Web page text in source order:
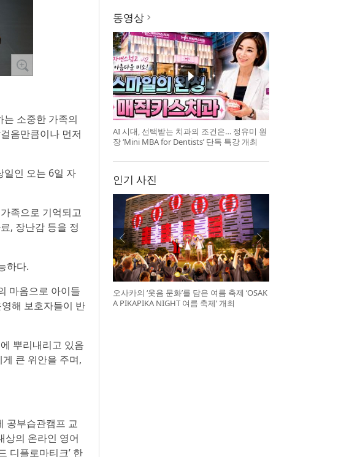
소중한 가족의
음만큼이나 먼저
일인 오는 6일 자
족으로 기억되고
, 장난감 등을 정
하다.
마음으로 아이들
해 보호자들이 반
뿌리내리고 있음
큰 위안을 주며,
공부습관캠프 교
상의 온라인 영어
디플로마티크’ 한
동영상
AI 시대, 선택받는 치과의 조건은… 정유미 원
장 ‘Mini MBA for Dentists’ 단독 특강 개최
인기 사진
오사카의 ‘웃음 문화’를 담은 여름 축제 ‘OSAK
A PIKAPIKA NIGHT 여름 축제’ 개최